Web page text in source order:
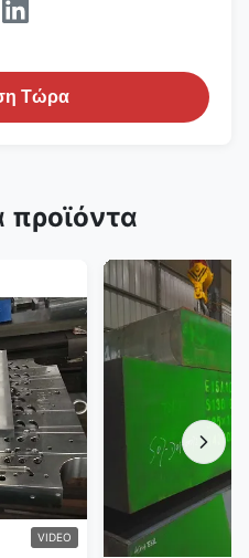
Τώρα
προϊόντα
VIDEO